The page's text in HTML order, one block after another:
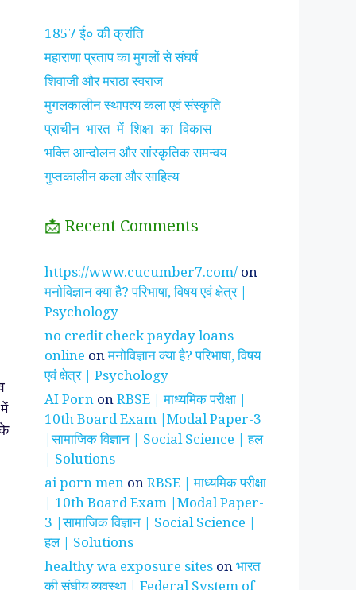
झाँसी की रानी के रहस्मयी
सुनीता विलियम्स ~
भारतीय मूल की अन्तरिक्ष
यात्री
1857 ई० की क्रांति
महाराणा प्रताप का मुगलों से संघर्ष
शिवाजी और मराठा स्वराज
मुगलकालीन स्थापत्य कला एवं संस्कृति
प्राचीन भारत में शिक्षा का विकास
भक्ति आन्दोलन और सांस्कृतिक समन्वय
गुप्तकालीन कला और साहित्य
📩 Recent Comments
https://www.cucumber7.com/ on
मनोविज्ञान क्या है? परिभाषा, विषय एवं क्षेत्र |
Psychology
no credit check payday loans
online onमनोविज्ञान क्या है? परिभाषा, विषय
एवं क्षेत्र | Psychology
AI Porn onRBSE | माध्यमिक परीक्षा |
10th Board Exam |Modal Paper-3
|सामाजिक विज्ञान | Social Science | हल
| Solutions
ai porn men onRBSE | माध्यमिक परीक्षा
| 10th Board Exam |Modal Paper-
3 |सामाजिक विज्ञान | Social Science |
हल | Solutions
healthy wa exposure sites onभारत
की संघीय व्यवस्था | Federal System of